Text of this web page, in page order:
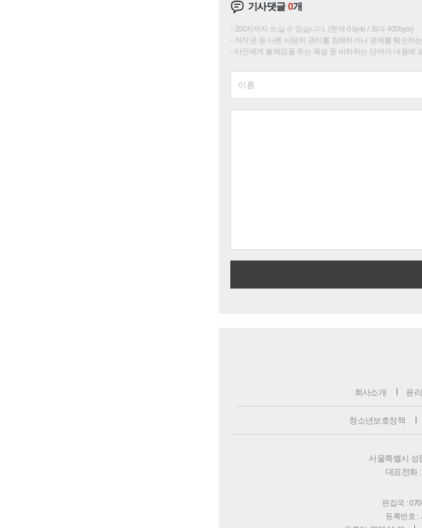
기사댓글0개
200자까지 쓰실 수 있습니다. (현재 0 byte / 최대 400byte)
저작권 등 다른 사람의 권리를 침해하거나 명예를 훼손하
타인에게 불쾌감을 주는 욕설 등 비하하는 단어가 내용에
회사소개 윤
청소년보호정책
서울특별시 성
대표전화
편집국 :
등록번호 :